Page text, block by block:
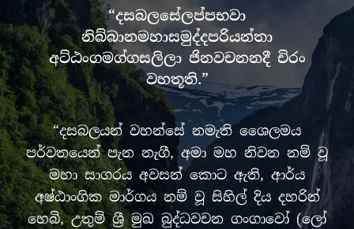
“දසබලසේලප්පභවා
නිබ්බානමහාසමුද්දපරියන්තා
අට්ඨංගමග්ගසලිලා ජිනවචනනදී චිරං
වහතූති.”
“දසබලයන් වහන්සේ නමැති ශෛලමය
පර්වතයෙන් පැන නැගී, අමා මහ නිවන නම් වූ
මහා සාගරය අවසන් කොට ඇති, ආර්ය
අෂ්ඨාංගික මාර්ගය නම් වූ සිහිල් දිය දහරින්
හෙබි, උතුම් ශ්‍රී මුඛ බුද්ධවචන ගංගාවෝ (ලෝ